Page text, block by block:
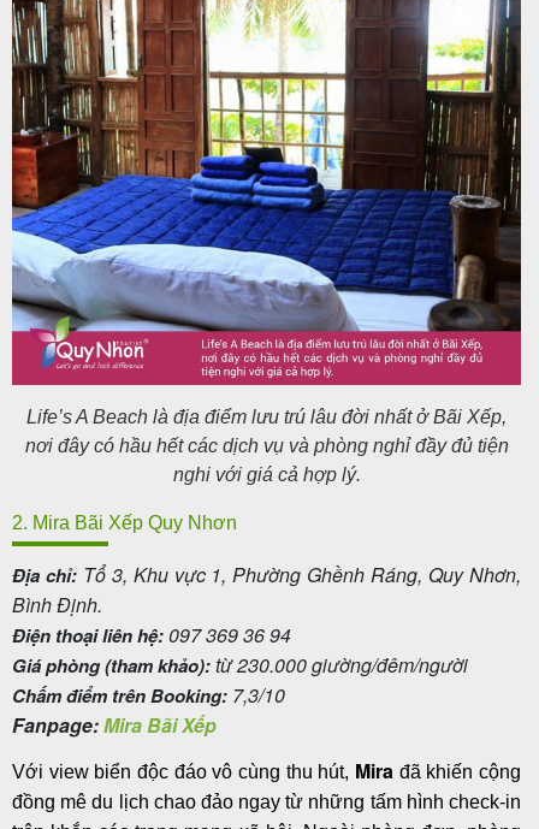
Life’s A Beach là địa điểm lưu trú lâu đời nhất ở Bãi Xếp,
nơi đây có hầu hết các dịch vụ và phòng nghỉ đầy đủ tiện
nghi với giá cả hợp lý.
2. Mira Bãi Xếp Quy Nhơn
Địa chỉ: Tổ 3, Khu vực 1, Phường Ghềnh Ráng, Quy Nhơn,
Bình Định.
Điện thoại liên hệ:097 369 36 94
Giá phòng (tham khảo):từ 230.000 giường/đêm/người
Chấm điểm trên Booking: 7,3/10
Fanpage:Mira Bãi Xếp
Với view biển độc đáo vô cùng thu hút, Mira đã khiến cộng
đồng mê du lịch chao đảo ngay từ những tấm hình check-in